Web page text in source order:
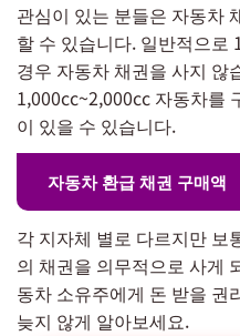
관심이 있는 분들은 자동차
할 수 있습니다. 일반적으로
경우 자동차 채권을 사지 않
1,000cc~2,000cc 자동차를
이 있을 수 있습니다.
자동차 환급 채권 구매액
각 지자체 별로 다르지만 보
의 채권을 의무적으로 사게
동차 소유주에게 돈 받을 권
늦지 않게 알아보세요.